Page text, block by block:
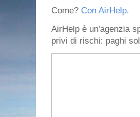
Come? Con AirHelp.
AirHelp è un'agenzia
privi di rischi: paghi